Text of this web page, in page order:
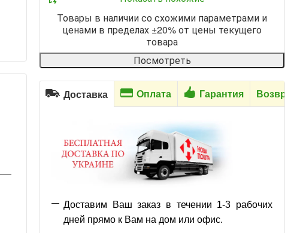
Товары в наличии со схожими параметрами и
ценами в пределах ±20% от цены текущего
товара
Посмотреть
Доставка Оплата Гарантия Возврат
Доставим Ваш заказ в течении 1-3 рабочих
дней прямо к Вам на дом или офис.